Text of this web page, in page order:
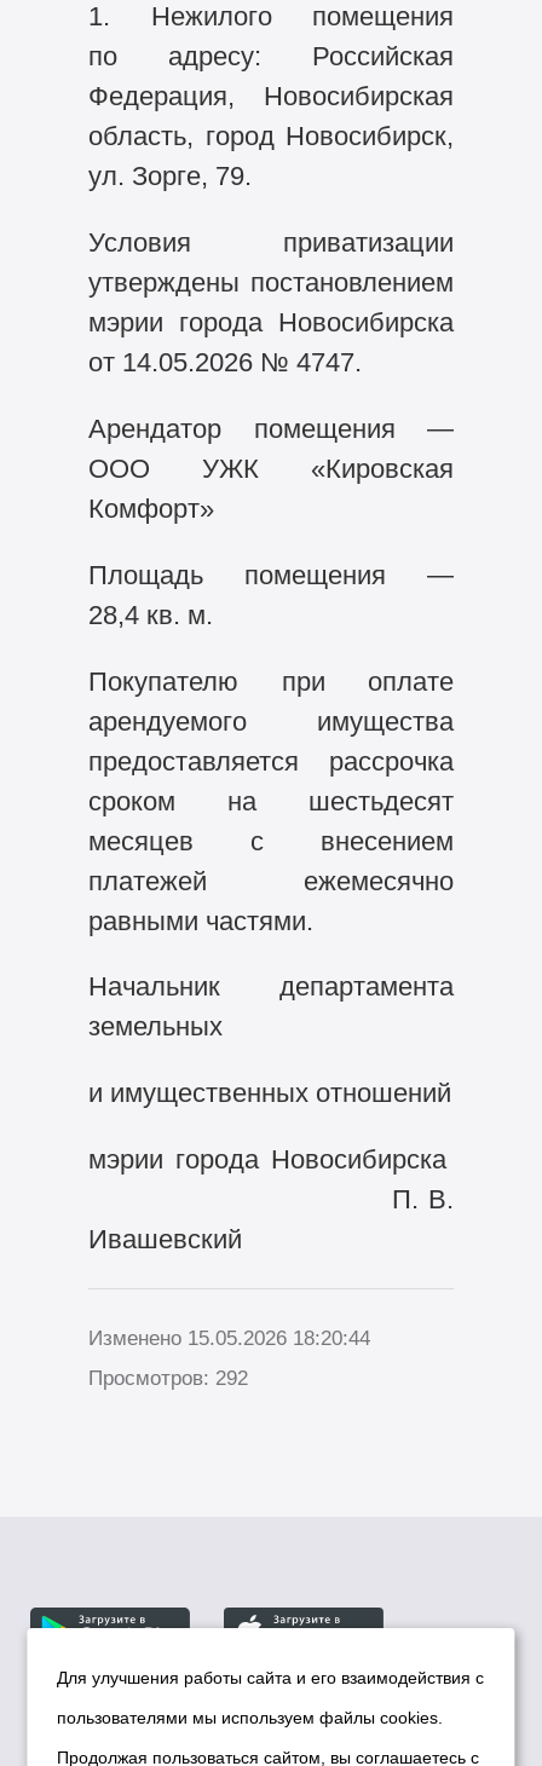
1. Нежилого помещения
по адресу: Российская
Федерация, Новосибирская
область, город Новосибирск,
ул. Зорге, 79.
Условия приватизации
утверждены постановлением
мэрии города Новосибирска
от 14.05.2026 № 4747.
Арендатор помещения —
ООО УЖК «Кировская
Комфорт»
Площадь помещения —
28,4 кв. м.
Покупателю при оплате
арендуемого имущества
предоставляется рассрочка
сроком на шестьдесят
месяцев с внесением
платежей ежемесячно
равными частями.
Начальник департамента
земельных
и имущественных отношений
мэрии города Новосибирска
П. В.
Ивашевский
Изменено 15.05.2026 18:20:44
Просмотров: 292
© Департамент информационной политики мэрии
города Новосибирска, 2026
Для улучшения работы сайта и его взаимодействия с
пользователями мы используем файлы cookies.
Продолжая пользоваться сайтом, вы соглашаетесь с